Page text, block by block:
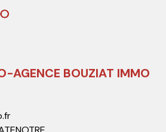
AGENCE BOUZIAT IMMO